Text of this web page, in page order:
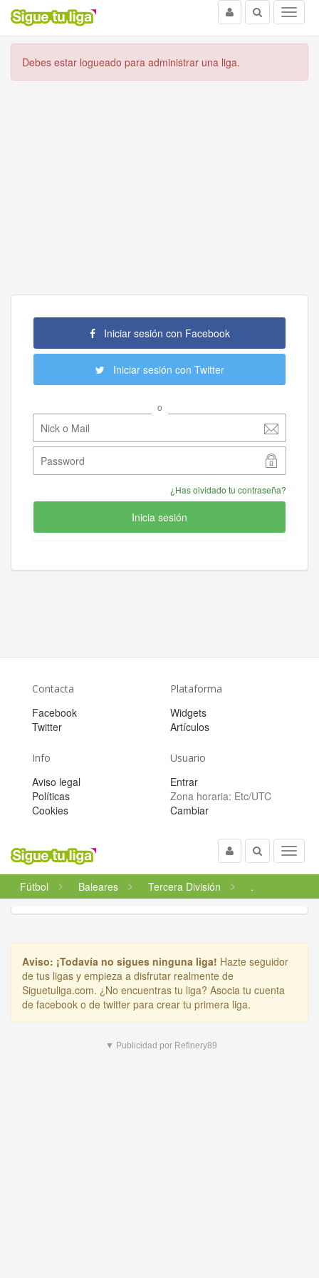
Menu
Buscar
Usuario
Debes estar logueado para administrar una liga.
Iniciar sesión con Facebook
Iniciar sesión con Twitter
o
¿Has olvidado tu contraseña?
Inicia sesión
Contacta
Facebook
Twitter
Plataforma
Widgets
Artículos
Info
Aviso legal
Políticas
Cookies
Usuario
Entrar
Zona horaria: Etc/UTC
Cambiar
Menu
Buscar
Usuario
Fútbol Baleares Tercera División .
Aviso: ¡Todavía no sigues ninguna liga! Hazte seguidor
de tus ligas y empieza a disfrutar realmente de
Siguetuliga.com. ¿No encuentras tu liga? Asocia tu cuenta
de facebook o de twitter para crear tu primera liga.
▼ Publicidad por Refinery89